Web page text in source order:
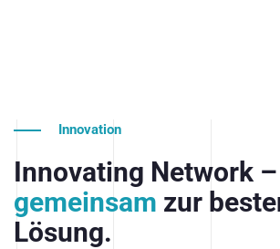
Innovation
Innovating Network –
gemeinsam zur
Lösung.